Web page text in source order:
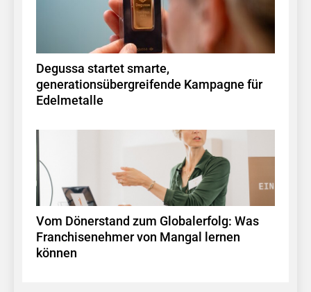
Degussa startet smarte,
generationsübergreifende Kampagne für
Edelmetalle
Vom Dönerstand zum Globalerfolg: Was
Franchisenehmer von Mangal lernen
können